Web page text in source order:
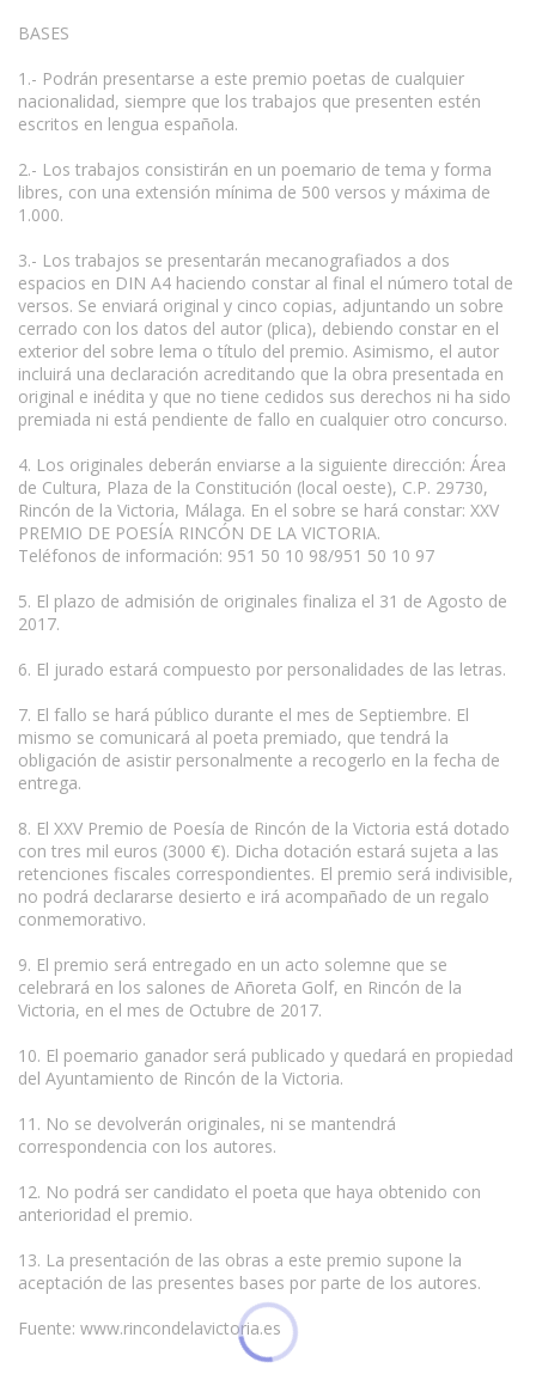
BASES
1.- Podrán presentarse a este premio poetas de cualquier
nacionalidad, siempre que los trabajos que presenten estén
escritos en lengua española.
2.- Los trabajos consistirán en un poemario de tema y forma
libres, con una extensión mínima de 500 versos y máxima de
1.000.
3.- Los trabajos se presentarán mecanografiados a dos
espacios en DIN A4 haciendo constar al final el número total de
versos. Se enviará original y cinco copias, adjuntando un sobre
cerrado con los datos del autor (plica), debiendo constar en el
exterior del sobre lema o título del premio. Asimismo, el autor
incluirá una declaración acreditando que la obra presentada en
original e inédita y que no tiene cedidos sus derechos ni ha sido
premiada ni está pendiente de fallo en cualquier otro concurso.
4. Los originales deberán enviarse a la siguiente dirección: Área
de Cultura, Plaza de la Constitución (local oeste), C.P. 29730,
Rincón de la Victoria, Málaga. En el sobre se hará constar: XXV
PREMIO DE POESÍA RINCÓN DE LA VICTORIA.
Teléfonos de información: 951 50 10 98/951 50 10 97
5. El plazo de admisión de originales finaliza el 31 de Agosto de
2017.
6. El jurado estará compuesto por personalidades de las letras.
7. El fallo se hará público durante el mes de Septiembre. El
mismo se comunicará al poeta premiado, que tendrá la
obligación de asistir personalmente a recogerlo en la fecha de
entrega.
8. El XXV Premio de Poesía de Rincón de la Victoria está dotado
con tres mil euros (3000 €). Dicha dotación estará sujeta a las
retenciones fiscales correspondientes. El premio será indivisible,
no podrá declararse desierto e irá acompañado de un regalo
conmemorativo.
9. El premio será entregado en un acto solemne que se
celebrará en los salones de Añoreta Golf, en Rincón de la
Victoria, en el mes de Octubre de 2017.
10. El poemario ganador será publicado y quedará en propiedad
del Ayuntamiento de Rincón de la Victoria.
11. No se devolverán originales, ni se mantendrá
correspondencia con los autores.
12. No podrá ser candidato el poeta que haya obtenido con
anterioridad el premio.
13. La presentación de las obras a este premio supone la
aceptación de las presentes bases por parte de los autores.
Fuente: www.rincondelavictoria.es
Condiciones para la reproducción de contenidos de esta página.